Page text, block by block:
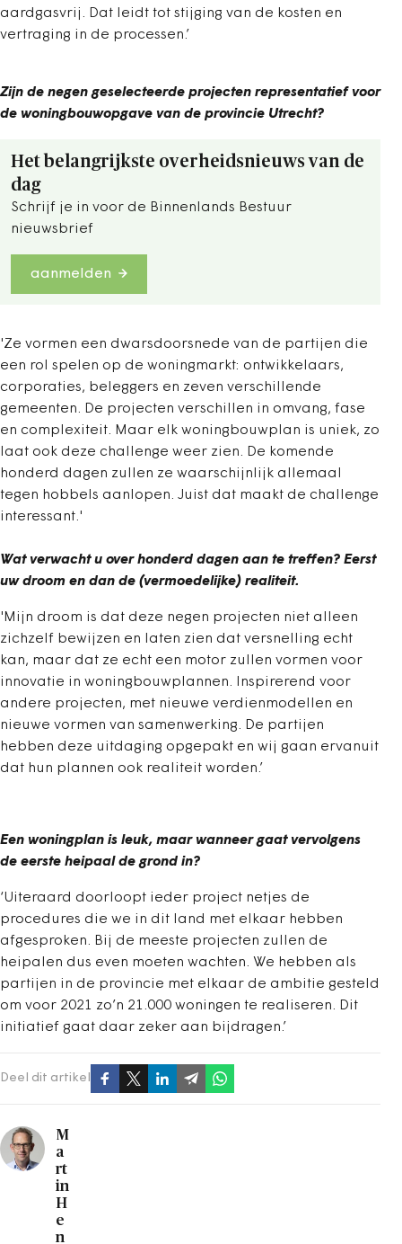
aardgasvrij. Dat leidt tot stijging van de kosten en
vertraging in de processen.’
Zijn de negen geselecteerde projecten representatief voor
de woningbouwopgave van de provincie Utrecht?
Het belangrijkste overheidsnieuws van de
dag
Schrijf je in voor de Binnenlands Bestuur
nieuwsbrief
aanmelden
'Ze vormen een dwarsdoorsnede van de partijen die
een rol spelen op de woningmarkt: ontwikkelaars,
corporaties, beleggers en zeven verschillende
gemeenten. De projecten verschillen in omvang, fase
en complexiteit. Maar elk woningbouwplan is uniek, zo
laat ook deze challenge weer zien. De komende
honderd dagen zullen ze waarschijnlijk allemaal
tegen hobbels aanlopen. Juist dat maakt de challenge
interessant.'
Wat verwacht u over honderd dagen aan te treffen? Eerst
uw droom en dan de (vermoedelijke) realiteit.
'Mijn droom is dat deze negen projecten niet alleen
zichzelf bewijzen en laten zien dat versnelling echt
kan, maar dat ze echt een motor zullen vormen voor
innovatie in woningbouwplannen. Inspirerend voor
andere projecten, met nieuwe verdienmodellen en
nieuwe vormen van samenwerking. De partijen
hebben deze uitdaging opgepakt en wij gaan ervanuit
dat hun plannen ook realiteit worden.’
Een woningplan is leuk, maar wanneer gaat vervolgens
de eerste heipaal de grond in?
‘Uiteraard doorloopt ieder project netjes de
procedures die we in dit land met elkaar hebben
afgesproken. Bij de meeste projecten zullen de
heipalen dus even moeten wachten. We hebben als
partijen in de provincie met elkaar de ambitie gesteld
om voor 2021 zo’n 21.000 woningen te realiseren. Dit
initiatief gaat daar zeker aan bijdragen.’
Deel dit artikel
M
a
rt
in
H
e
n